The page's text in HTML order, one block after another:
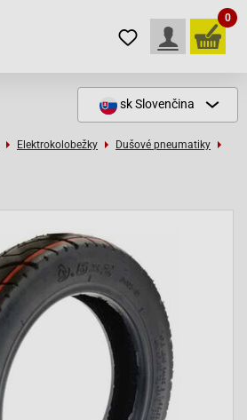
0
skSlovenčina
Elektrokolobežky
Dušové pneumatiky